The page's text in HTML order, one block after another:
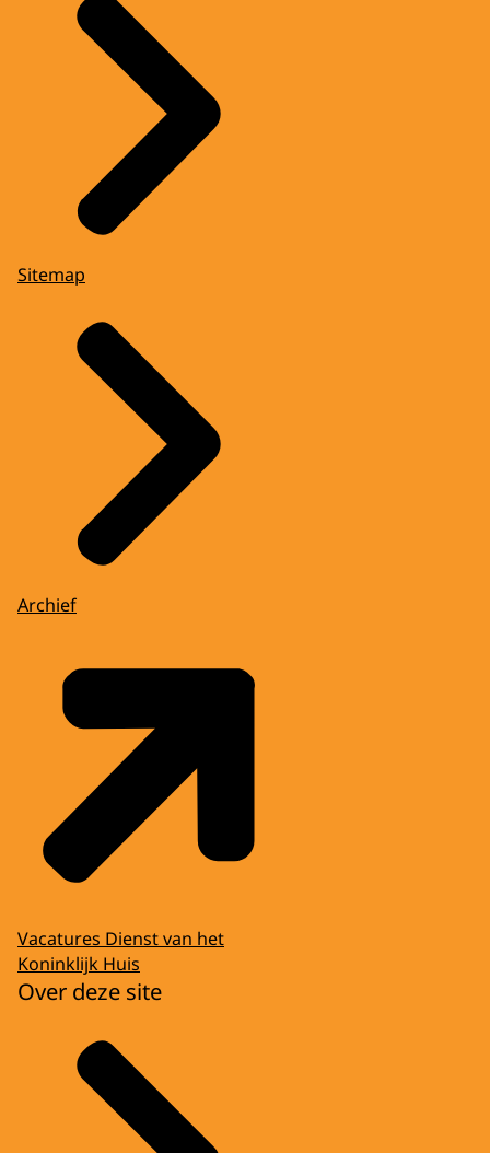
Sitemap
Archief
Vacatures Dienst van het
Koninklijk Huis
Over deze site